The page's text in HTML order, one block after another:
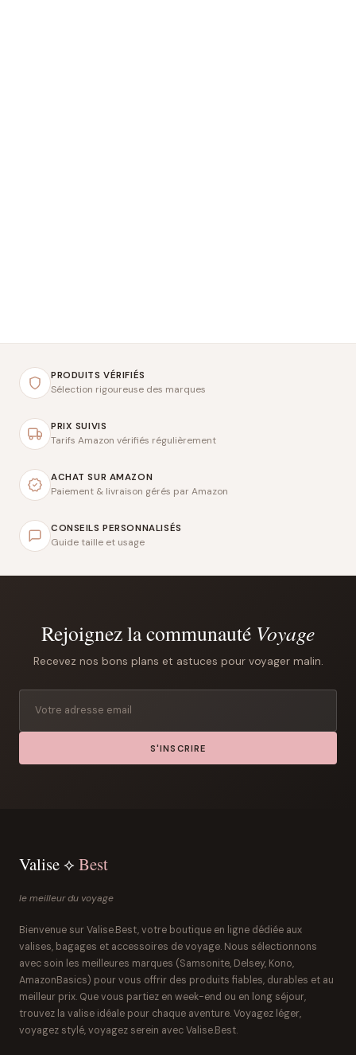
PRODUITS VÉRIFIÉS
Sélection rigoureuse des marques
PRIX SUIVIS
Tarifs Amazon vérifiés régulièrement
ACHAT SUR AMAZON
Paiement & livraison gérés par Amazon
CONSEILS PERSONNALISÉS
Guide taille et usage
Rejoignez la communauté Voyage
Recevez nos bons plans et astuces pour voyager malin.
S'INSCRIRE
Valise ⟡ Best
le meilleur du voyage
Bienvenue sur Valise.Best, votre boutique en ligne dédiée aux
valises, bagages et accessoires de voyage. Nous sélectionnons
avec soin les meilleures marques (Samsonite, Delsey, Kono,
AmazonBasics) pour vous offrir des produits fiables, durables et au
meilleur prix. Que vous partiez en week-end ou en long séjour,
trouvez la valise idéale pour chaque aventure. Voyagez léger,
voyagez stylé, voyagez serein avec Valise.Best.